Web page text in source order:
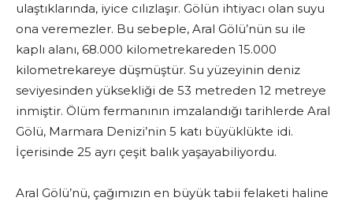
ulaştıklarında, iyice cılızlaşır. Gölün ihtiyacı olan suyu
ona veremezler. Bu sebeple, Aral Gölü’nün su ile
kaplı alanı, 68.000 kilometrekareden 15.000
kilometrekareye düşmüştür. Su yüzeyinin deniz
seviyesinden yüksekliği de 53 metreden 12 metreye
inmiştir. Ölüm fermanının imzalandığı tarihlerde Aral
Gölü, Marmara Denizi’nin 5 katı büyüklükte idi.
İçerisinde 25 ayrı çeşit balık yaşayabiliyordu.
Aral Gölü’nü, çağımızın en büyük tabii felaketi haline